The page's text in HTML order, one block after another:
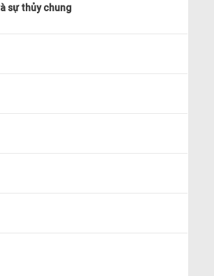
sự thủy chung